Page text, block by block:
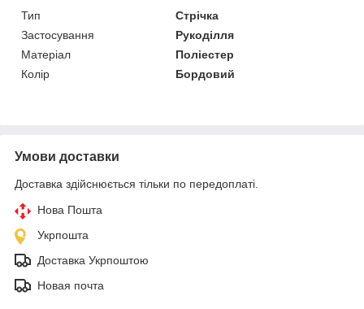
Тип
Стрічка
Застосування
Рукоділля
Матеріал
Поліестер
Колір
Бордовий
Умови доставки
Доставка здійснюється тільки по передоплаті.
Нова Пошта
Укрпошта
Доставка Укрпоштою
Новая почта